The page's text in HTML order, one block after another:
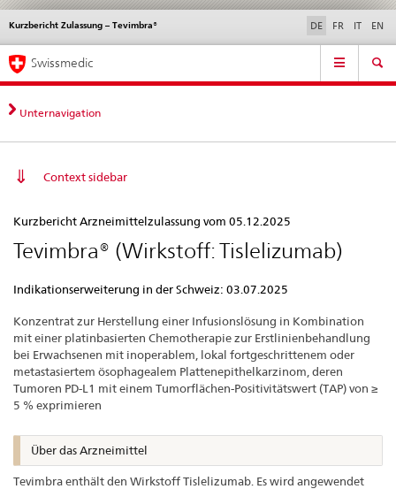
Direktnavigation
News,
Rechtsgrundlagen,
Kontakt
News & Updates Kontakt | Support & Hilfe
Kurzbericht Zulassung – Tevimbra®
Sprachwahl DE FR IT EN
Service
Hauptnavigation
Swissmedic
Unternavigation
Context sidebar
Zulassung
–
Tevimbra®
Kurzbericht Arzneimittelzulassung vom 05.12.2025
Tevimbra® (Wirkstoff: Tislelizumab)
Indikationserweiterung in der Schweiz: 03.07.2025
Konzentrat zur Herstellung einer Infusionslösung in Kombination
mit einer platinbasierten Chemotherapie zur Erstlinienbehandlung
bei Erwachsenen mit inoperablem, lokal fortgeschrittenem oder
metastasiertem ösophagealem Plattenepithelkarzinom, deren
Tumoren PD-L1 mit einem Tumorflächen-Positivitätswert (TAP) von ≥
5 % exprimieren
Über das Arzneimittel
Tevimbra enthält den Wirkstoff Tislelizumab. Es wird angewendet